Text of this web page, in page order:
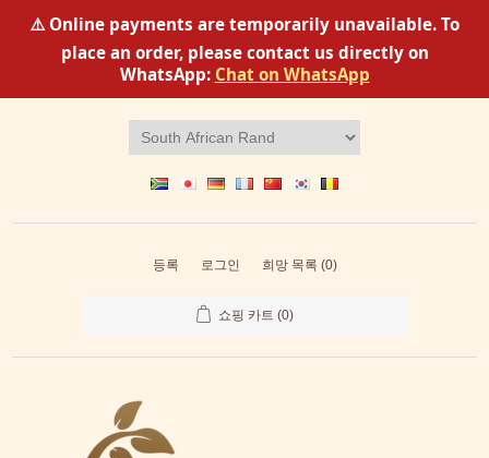
⚠️ Online payments are temporarily unavailable. To
place an order, please contact us directly on
WhatsApp: Chat on WhatsApp
등록 로그인 희망 목록 (0)
쇼핑 카트 (0)